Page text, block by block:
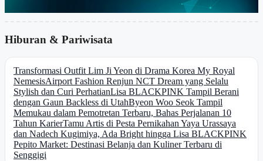
Hiburan & Pariwisata
Transformasi Outfit Lim Ji Yeon di Drama Korea My Royal
NemesisAirport Fashion Renjun NCT Dream yang Selalu
Stylish dan Curi PerhatianLisa BLACKPINK Tampil Berani
dengan Gaun Backless di UtahByeon Woo Seok Tampil
Memukau dalam Pemotretan Terbaru, Bahas Perjalanan 10
Tahun KarierTamu Artis di Pesta Pernikahan Yaya Urassaya
dan Nadech Kugimiya, Ada Bright hingga Lisa BLACKPINK
Pepito Market: Destinasi Belanja dan Kuliner Terbaru di
Senggigi